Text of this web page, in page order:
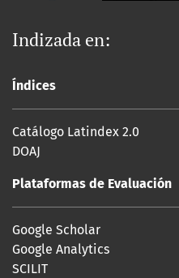
Indizada en:
Índices
Catálogo Latindex 2.0
DOAJ
Plataformas de Evaluación
Google Scholar
Google Analytics
SCILIT